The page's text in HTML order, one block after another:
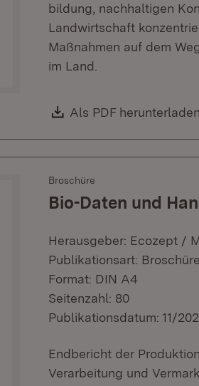
bildung, nachhaltigen
Landwirtschaft
Maßnahmen auf dem
im Land.
Download:
Als PDF herunterladen
Broschüre
Bio-Daten und
Herausgeber: Ecozept /
Publikationsart: Broschüre
Format: DIN A4
Seitenzahl: 80
Publikationsdatum: 11/
Endbericht der
Verarbeitung und